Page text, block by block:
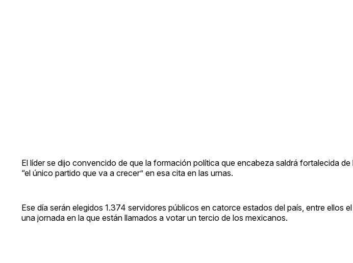
El líder se dijo convencido de que la formación política que encabeza saldrá fortalecida
“el único partido que va a crecer” en esa cita en las urnas.
Ese día serán elegidos 1.374 servidores públicos en catorce estados del país, entre ellos
una jornada en la que están llamados a votar un tercio de los mexicanos.